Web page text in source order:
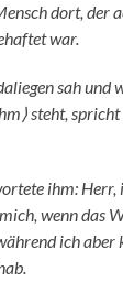
dort, der
war.
sah und
⟩steht,
ihm: Herr,
wenn das
ich aber